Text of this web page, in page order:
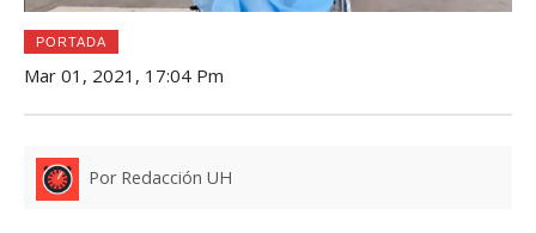
PORTADA
Mar 01, 2021, 17:04 Pm
Por Redacción UH